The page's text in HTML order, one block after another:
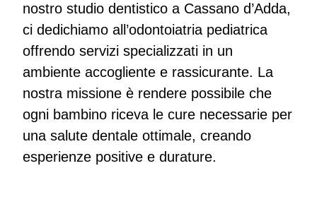
nostro studio dentistico a Cassano d’Adda,
ci dedichiamo all’odontoiatria pediatrica
offrendo servizi specializzati in un
ambiente accogliente e rassicurante. La
nostra missione è rendere possibile che
ogni bambino riceva le cure necessarie per
una salute dentale ottimale, creando
esperienze positive e durature.